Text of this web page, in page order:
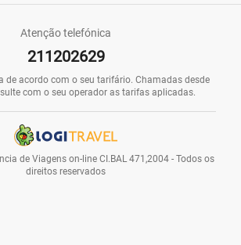
Atenção telefónica
211202629
de acordo com o seu tarifário. Chamadas desde
com o seu operador as tarifas aplicadas.
de Viagens on-line CI.BAL 471,2004 - Todos os
direitos reservados